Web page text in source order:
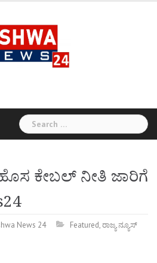
Search
for:
ಕೇಬಲ್ ನೀತಿ ಜಾರಿಗೆ
News 24 Featured,ರಾಜ್ಯ ನ್ಯೂಸ್